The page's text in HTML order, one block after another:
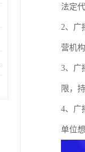
法定
2、广
营机
3、广
限，
4、广
单位